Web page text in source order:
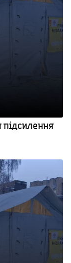
підсилення